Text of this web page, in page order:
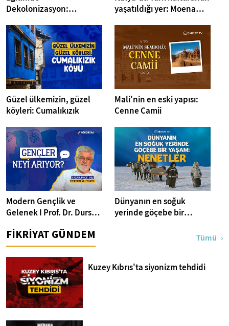
Dekolonizasyon:
Kurtulmalı, Kendi
Hikayemizi Yazmalıyız”
yaşatıldığı yer: Moena
Güzel ülkemizin, güzel
köyleri: Cumalıkızık
Mali'nin en eski yapısı:
Cenne Camii
Modern Gençlik ve
Gelenek I Prof. Dr. Dursun
Sohbetleri
Dünyanın en soğuk
yerinde göçebe bir
FİKRİYAT GÜNDEM Tümü
Kuzey Kıbrıs'ta siyonizm tehdidi